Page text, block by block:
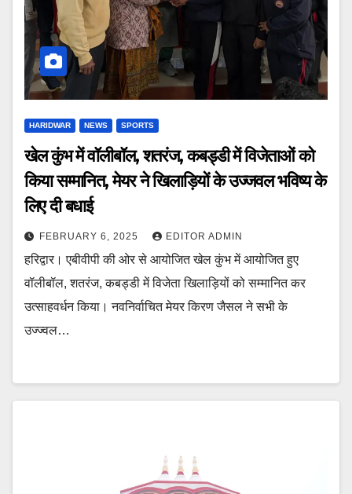
HARIDWAR NEWS SPORTS
खेल कुंभ में वॉलीबॉल, शतरंज, कबड्डी में विजेताओं को
किया सम्मानित, मेयर ने खिलाड़ियों के उज्जवल भविष्य के
लिए दी बधाई
FEBRUARY 6, 2025 EDITOR ADMIN
हरिद्वार। एबीवीपी की ओर से आयोजित खेल कुंभ में आयोजित हुए
वॉलीबॉल, शतरंज, कबड्डी में विजेता खिलाड़ियों को सम्मानित कर
उत्साहवर्धन किया। नवनिर्वाचित मेयर किरण जैसल ने सभी के
उज्ज्वल…